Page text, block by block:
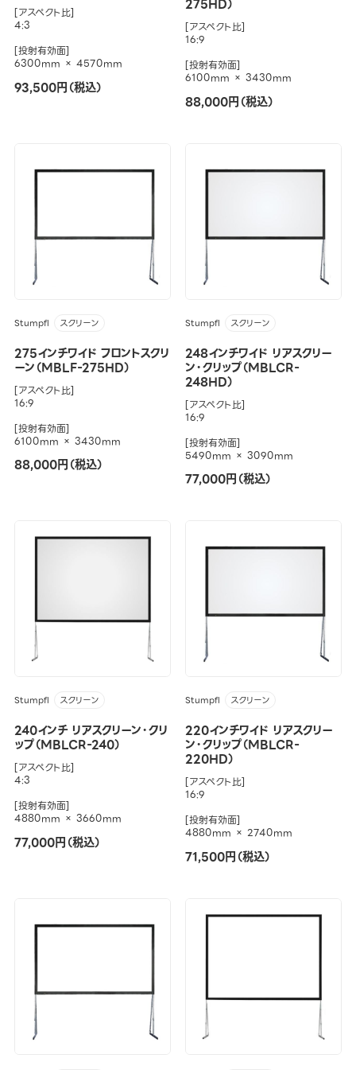
[アスペクト比]
4:3
[投射有効面]
6300mm × 4570mm
93,500円（税込）
275HD）
[アスペクト比]
16:9
[投射有効面]
6100mm × 3430mm
88,000円（税込）
Stumpfl スクリーン
275インチワイド フロントスクリ
ーン（MBLF-275HD）
[アスペクト比]
16:9
[投射有効面]
6100mm × 3430mm
88,000円（税込）
Stumpfl スクリーン
248インチワイド リアスクリー
ン・クリップ（MBLCR-
248HD）
[アスペクト比]
16:9
[投射有効面]
5490mm × 3090mm
77,000円（税込）
Stumpfl スクリーン
240インチ リアスクリーン・クリ
ップ（MBLCR-240）
[アスペクト比]
4:3
[投射有効面]
4880mm × 3660mm
77,000円（税込）
Stumpfl スクリーン
220インチワイド リアスクリー
ン・クリップ（MBLCR-
220HD）
[アスペクト比]
16:9
[投射有効面]
4880mm × 2740mm
71,500円（税込）